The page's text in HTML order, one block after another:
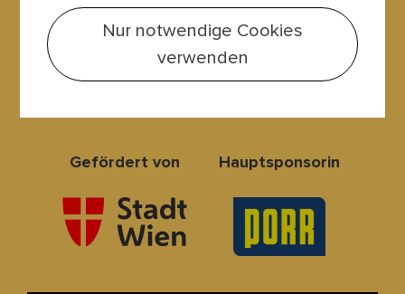
Künstlerisches Board
Programm 2022-2025
FAQ für Besucher:innen
Gefördert von Hauptsponsorin
Nur notwendige Cookies
verwenden